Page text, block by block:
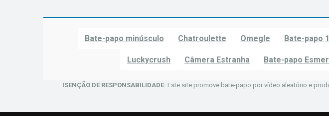
Bate-papo minúsculo Chatroulette Omegle Bate-papo
Luckycrush Câmera Estranha Bate-papo
ISENÇÃO DE RESPONSABILIDADE: Este site promove bate-papo por vídeo aleatório e